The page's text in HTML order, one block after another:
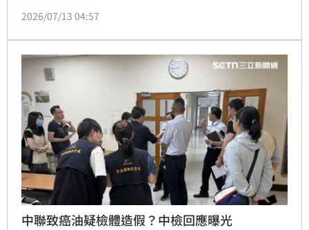
業者，已完成76家業者查核並預防性下架，下游業者名
多等。
2026/07/13 04:57
中聯致癌油疑檢體造假？中檢回應曝光